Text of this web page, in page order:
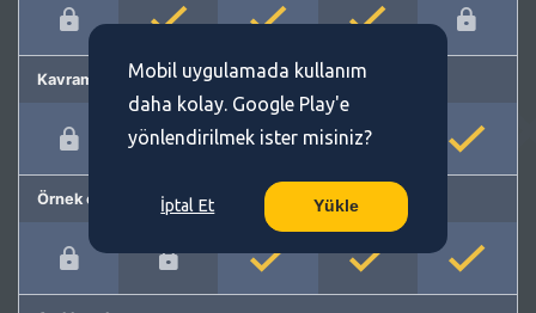
Kavram önerme
Örnek cümleler
Mobil uygulamada kullanım
daha kolay. Google Play'e
yönlendirilmek ister misiniz?
İptal Et Yükle